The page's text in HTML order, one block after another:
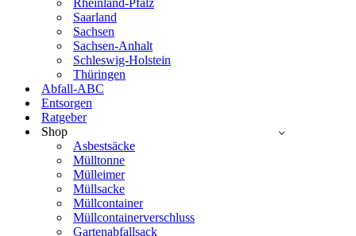
Rheinland-Pfalz
Saarland
Sachsen
Sachsen-Anhalt
Schleswig-Holstein
Thüringen
Abfall-ABC
Entsorgen
Ratgeber
Shop
Asbestsäcke
Mülltonne
Mülleimer
Müllsacke
Müllcontainer
Müllcontainerverschluss
Gartenabfallsack